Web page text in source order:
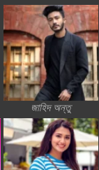
জাহিদ অন্তু